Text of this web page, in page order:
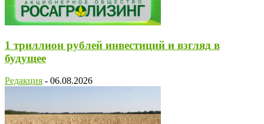
1 триллион рублей инвестиций и взгляд в
будущее
Редакция - 06.08.2026